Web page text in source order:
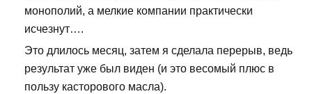
монополий, а мелкие компании практически
исчезнут….
Это длилось месяц, затем я сделала перерыв, ведь
результат уже был виден (и это весомый плюс в
пользу касторового масла).